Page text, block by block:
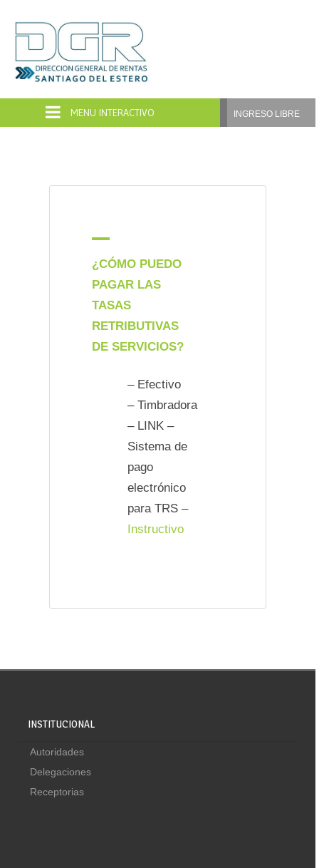
INGRESO LIBRE
A
¿CÓMO PUEDO
PAGAR LAS
TASAS
RETRIBUTIVAS
DE SERVICIOS?
– Efectivo
– Timbradora
– LINK –
Sistema de
pago
electrónico
para TRS –
Instructivo
INSTITUCIONAL
Autoridades
Delegaciones
Receptorias